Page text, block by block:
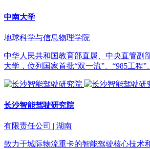
中南大学
地球科学与信息物理学院
中华人民共和国教育部直属、中央直管副
大学，位列国家首批“双一流”、“985工程”
长沙智能驾驶研究院
有限责任公司 | 湖南
致力于城际物流重卡的智能驾驶核心技术